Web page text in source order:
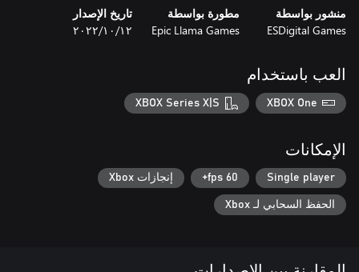
friendship and the whole story, changing the way they solve the
game puzzles, the locations they visit, the answers they find, the
Uncover the truth hidden behind the alien invasion… well sort of.
Why here? Why is it killing locals? How can the boys stop it? Will
they tune in the adult channel after all? The answers to these and
منشور بواسطة
ESDigital Games
مطورة بواسطة
Epic Llama Games
تاريخ الإصدار
١٢‏/١٠‏/٢٠٢٢
العب باستخدام
XBOX One
XBOX Series X|S
الإمكانات
Single player
60 fps+ إنجازات Xbox
الحفظ السحابي لـ Xbox